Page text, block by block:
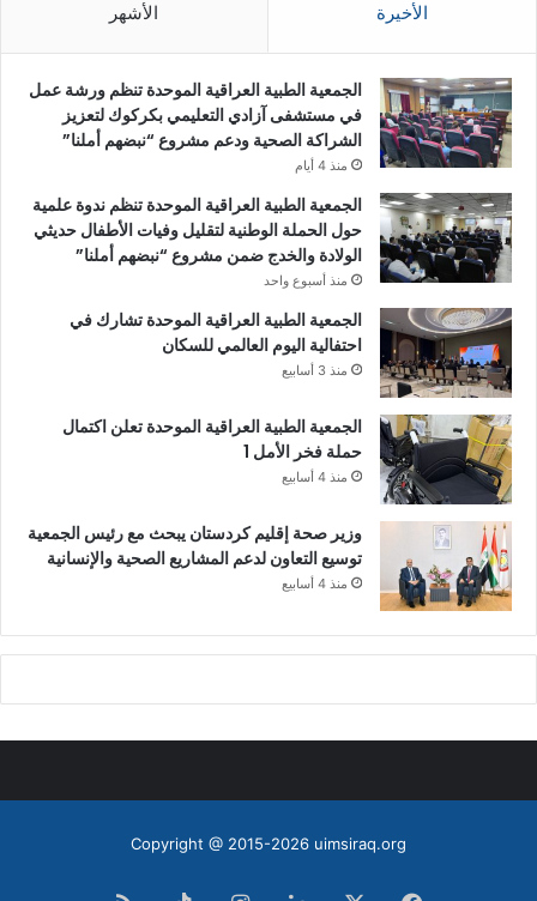
الأخيرة الأشهر
الجمعية الطبية العراقية الموحدة تنظم ورشة عمل
في مستشفى آزادي التعليمي بكركوك لتعزيز
الشراكة الصحية ودعم مشروع “نبضهم أملنا”
منذ 4 أيام
الجمعية الطبية العراقية الموحدة تنظم ندوة علمية
حول الحملة الوطنية لتقليل وفيات الأطفال حديثي
الولادة والخدج ضمن مشروع “نبضهم أملنا”
منذ أسبوع واحد
الجمعية الطبية العراقية الموحدة تشارك في
احتفالية اليوم العالمي للسكان
منذ 3 أسابيع
الجمعية الطبية العراقية الموحدة تعلن اكتمال
حملة فخر الأمل 1
منذ 4 أسابيع
وزير صحة إقليم كردستان يبحث مع رئيس الجمعية
توسيع التعاون لدعم المشاريع الصحية والإنسانية
منذ 4 أسابيع
Copyright @ 2015-2026 uimsiraq.org